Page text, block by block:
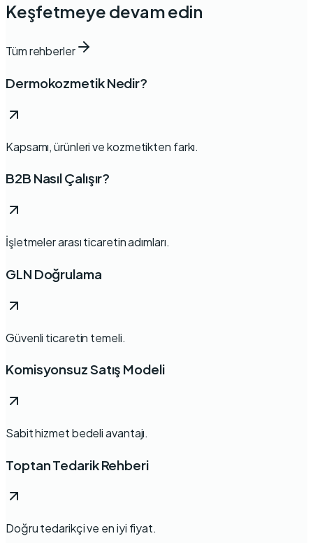
Keşfetmeye devam edin
Tüm rehberler
Dermokozmetik Nedir?
Kapsamı, ürünleri ve kozmetikten farkı.
B2B Nasıl Çalışır?
İşletmeler arası ticaretin adımları.
GLN Doğrulama
Güvenli ticaretin temeli.
Komisyonsuz Satış Modeli
Sabit hizmet bedeli avantajı.
Toptan Tedarik Rehberi
Doğru tedarikçi ve en iyi fiyat.